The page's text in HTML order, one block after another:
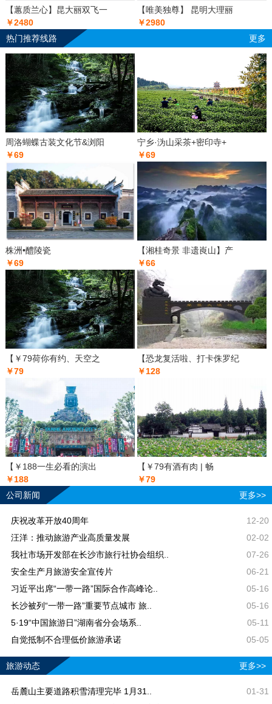
【蕙质兰心】昆大丽双飞一
￥2480
【唯美独尊】 昆明大理丽
￥2980
热门推荐线路
更多
周洛蝴蝶古装文化节&浏阳
￥69
宁乡·沩山采茶+密印寺+
￥69
株洲•醴陵瓷
￥69
【湘桂奇景 非遗崀山】产
￥66
【￥79荷你有约、天空之
￥79
【恐龙复活啦、打卡侏罗纪
￥128
【￥188一生必看的演出
￥188
【￥79有酒有肉 | 畅
￥79
公司新闻
更多>>
庆祝改革开放40周年
12-20
汪洋：推动旅游产业高质量发展
02-02
我社市场开发部在长沙市旅行社协会组织..
07-26
安全生产月旅游安全宣传片
06-21
习近平出席“一带一路”国际合作高峰论..
05-16
长沙被列“一带一路”重要节点城市 旅..
05-16
5·19“中国旅游日”湖南省分会场系..
05-11
自觉抵制不合理低价旅游承诺
05-05
旅游动态 更多>>
岳麓山主要道路积雪清理完毕 1月31..
01-31